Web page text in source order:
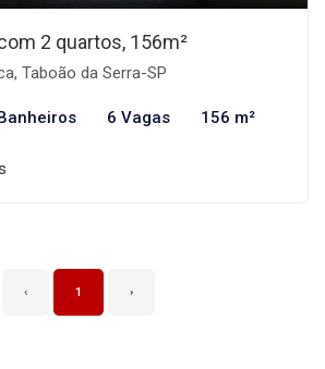
2 quartos, 156m²
Taboão da Serra-SP
6 Vagas 156 m²
‹ 1 ›